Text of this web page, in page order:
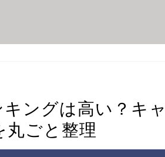
ングは高い？キャ
丸ごと整理